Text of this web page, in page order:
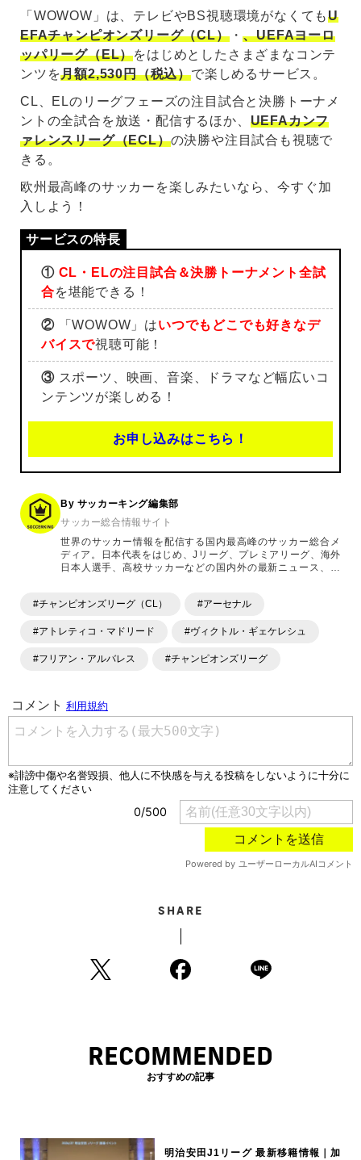
「WOWOW」は、テレビやBS視聴環境がなくてもU
EFAチャンピオンズリーグ（CL）・、UEFAヨーロ
ッパリーグ（EL）をはじめとしたさまざまなコンテ
ンツを月額2,530円（税込）で楽しめるサービス。
CL、ELのリーグフェーズの注目試合と決勝トーナメ
ントの全試合を放送・配信するほか、 UEFAカンフ
ァレンスリーグ（ECL）の決勝や注目試合も視聴で
きる。
欧州最高峰のサッカーを楽しみたいなら、今すぐ加
入しよう！
① CL・ELの注目試合＆決勝トーナメント全試
合を堪能できる！
②「WOWOW」はいつでもどこでも好きなデ
バイスで視聴可能！
③スポーツ、映画、音楽、ドラマなど幅広いコ
ンテンツが楽しめる！
お申し込みはこちら！
By サッカーキング編集部
サッカー総合情報サイト
世界のサッカー情報を配信する国内最高峰のサッカー総合メ
ディア。日本代表をはじめ、Jリーグ、プレミアリーグ、海外
日本人選手、高校サッカーなどの国内外の最新ニュース、コ
ます。「X」「Instagram」「YouTube」「TikTok」など、
#チャンピオンズリーグ（CL） #アーセナル
#アトレティコ・マドリード #ヴィクトル・ギェケレシュ
#フリアン・アルバレス #チャンピオンズリーグ
SHARE
RECOMMENDED
おすすめの記事
明治安田J1リーグ 最新移籍情報｜加